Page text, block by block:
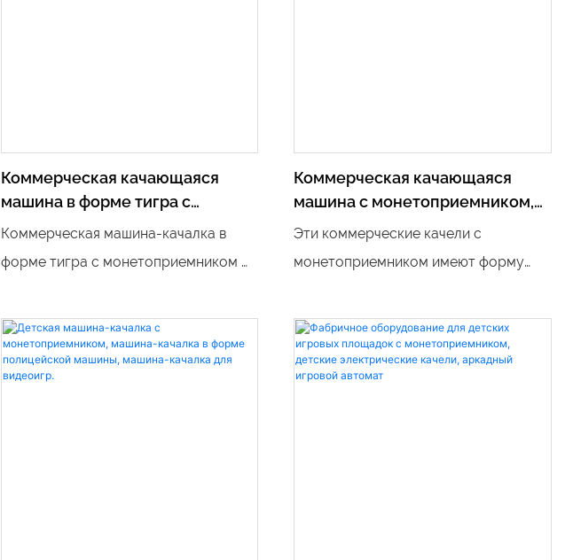
Коммерческая качающаяся
машина в форме тигра с
монетоприемником
Коммерческая машина-качалка в
форме тигра с монетоприемником —
для детей. Благодаря реалистичному
дизайну тигра и монетоприемнику
эта машина-качели станет отличным
Коммерческая качающаяся
машина с монетоприемником,
качающаяся машина в форме
Эти коммерческие качели с
монетоприемником имеют форму
веселья в парках или на игровых
площадках. Благодаря уникальному
дизайну и интерактивным игровым